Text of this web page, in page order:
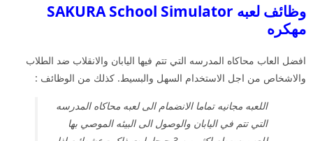
وظائف لعبه SAKURA School Simulator
مهكره
افضل العاب محاكاه المدرسه التي تتم فيها اليابان والانقلاب ضد الطلاب
والاشخاص من اجل الاستخدام السهل والبسيط. كذلك من الوظائف :
اللعبه مجانيه تماما الانضمام الى لعبه محاكاه المدرسه
التي تتم في اليابان والوصول الى البيئه الموصي بها